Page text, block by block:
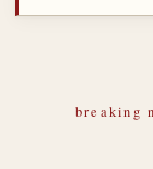
breaking